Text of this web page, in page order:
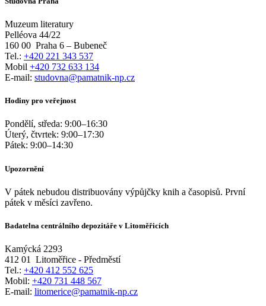
Muzeum literatury
Pelléova 44/22
160 00 Praha 6 – Bubeneč
Tel.: +420 221 343 537
Mobil +420 732 633 134
E-mail: studovna@pamatnik-np.cz
Hodiny pro veřejnost
Pondělí, středa: 9:00–16:30
Úterý, čtvrtek: 9:00–17:30
Pátek: 9:00–14:30
Upozornění
V pátek nebudou distribuovány výpůjčky knih a časopisů. První
pátek v měsíci zavřeno.
Badatelna centrálního depozitáře v Litoměřicích
Kamýcká 2293
412 01
Litoměřice - Předměstí
Tel.: +420 412 552 625
Mobil: +420 731 448 567
E-mail: litomerice@pamatnik-np.cz